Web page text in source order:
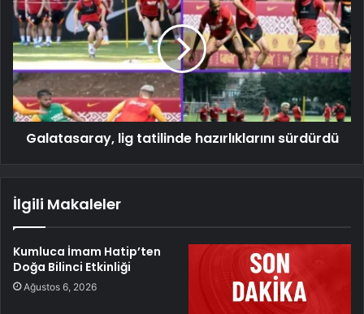
Galatasaray, lig tatilinde hazırlıklarını sürdürdü
İlgili Makaleler
Kumluca İmam Hatip’ten
Doğa Bilinci Etkinliği
Ağustos 6, 2026